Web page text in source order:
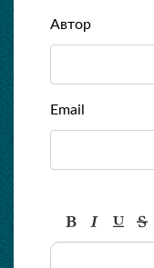
Автор
Email